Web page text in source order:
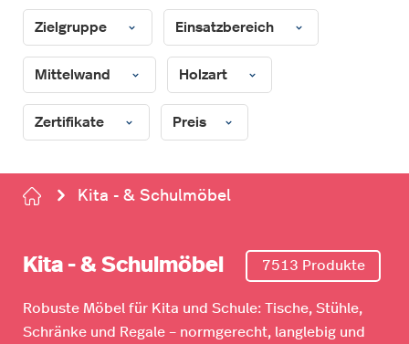
Zielgruppe Einsatzbereich
Mittelwand Holzart
Zertifikate Preis
Kita - & Schulmöbel
Kita - & Schulmöbel 7513 Produkte
Robuste Möbel für Kita und Schule: Tische, Stühle,
Schränke und Regale – normgerecht, langlebig und